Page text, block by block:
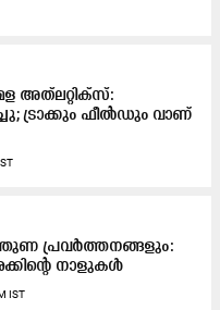
അത്‍ലറ്റിക്സ്:
ട്രാക്കും ഫീൽഡും വാണ്
പ്രവർത്തനങ്ങളും:
നാളുകൾ
IST